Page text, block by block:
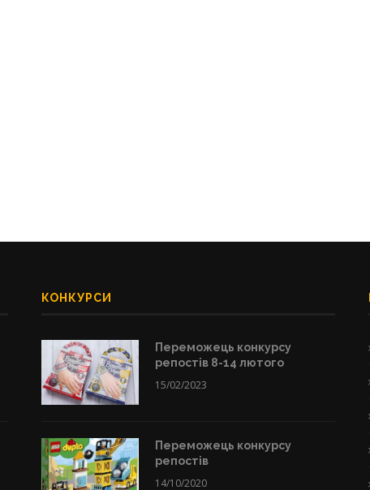
КОНКУРСИ
Переможець конкурсу
репостів 8-14 лютого
15/02/2023
Переможець конкурсу
репостів
14/10/2020